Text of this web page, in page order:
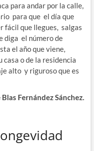
para andar por la calle,
para que el día que
fácil que llegues, salgas
diga el número de
el año que viene,
o de la residencia
alto y riguroso que es
Blas Fernández Sánchez.